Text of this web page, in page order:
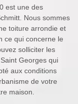
est une des
Nous sommes
toiture arrondie et
ce qui concerne le
solliciter les
Georges qui
aux conditions
de votre
maison.